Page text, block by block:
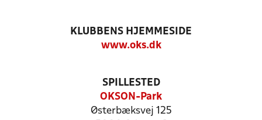
KLUBBENS HJEMMESIDE
www.oks.dk
SPILLESTED
OKSON-Park
Østerbæksvej 125